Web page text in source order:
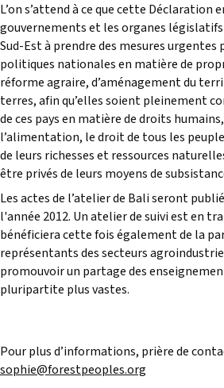
L’on s’attend à ce que cette Déclaration
gouvernements et les organes législatifs
Sud-Est à prendre des mesures urgentes
politiques nationales en matière de
réforme agraire, d’aménagement du
terres, afin qu’elles soient pleinement
de ces pays en matière de droits
l’alimentation, le droit de tous les
de leurs richesses et ressources
être privés de leurs moyens de
Les actes de l’atelier de Bali seront
l'année 2012. Un atelier de suivi est en
bénéficiera cette fois également de la
représentants des secteurs
promouvoir un partage des
pluripartite plus vastes.
Pour plus d’informations, prière de
sophie@forestpeoples.org